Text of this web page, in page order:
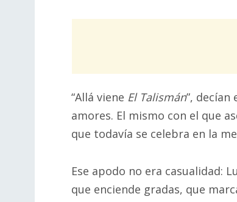
“Allá viene El Talismán”, decían
amores. El mismo con el que
que todavía se celebra en la
Ese apodo no era casualidad:
que enciende gradas, que